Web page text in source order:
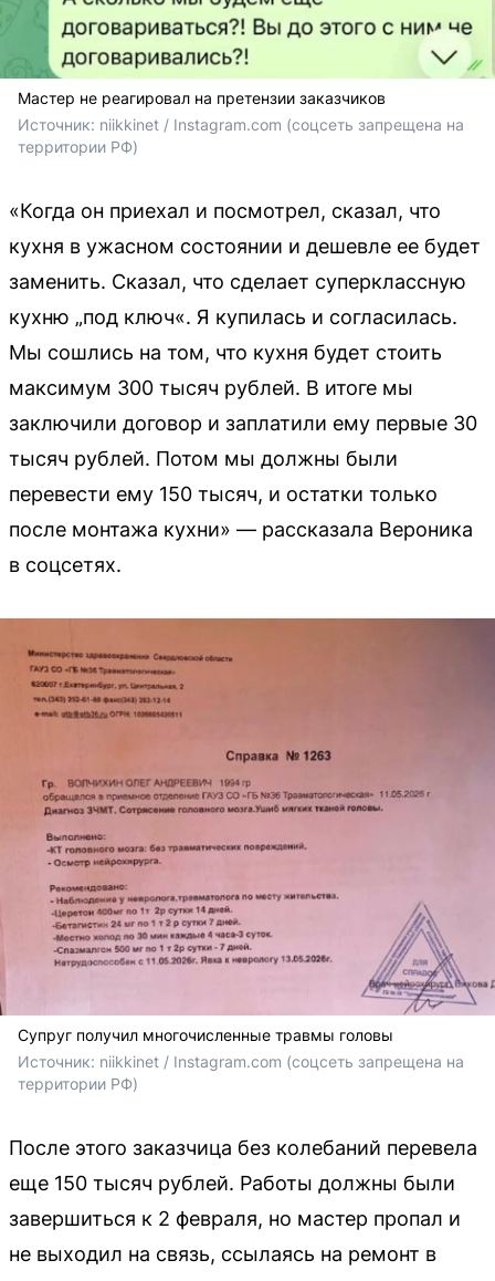
Мастер не реагировал на претензии заказчиков
Источник: niikkinet / Instagram.com (соцсеть запрещена на
территории РФ)
«Когда он приехал и посмотрел, сказал, что
кухня в ужасном состоянии и дешевле ее будет
заменить. Сказал, что сделает суперклассную
кухню „под ключ«. Я купилась и согласилась.
Мы сошлись на том, что кухня будет стоить
максимум 300 тысяч рублей. В итоге мы
заключили договор и заплатили ему первые 30
тысяч рублей. Потом мы должны были
перевести ему 150 тысяч, и остатки только
после монтажа кухни» — рассказала Вероника
в соцсетях.
Супруг получил многочисленные травмы головы
Источник: niikkinet / Instagram.com (соцсеть запрещена на
территории РФ)
После этого заказчица без колебаний перевела
еще 150 тысяч рублей. Работы должны были
завершиться к 2 февраля, но мастер пропал и
не выходил на связь, ссылаясь на ремонт в